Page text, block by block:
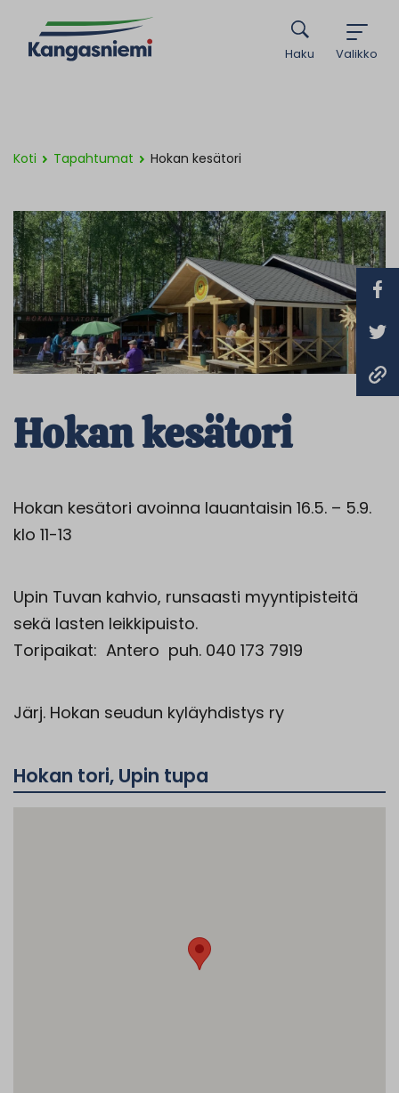
Valikko
Haku
Koti Tapahtumat Hokan kesätori
Hokan kesätori
Hokan kesätori avoinna lauantaisin 16.5. – 5.9.
klo 11-13
Upin Tuvan kahvio, runsaasti myyntipisteitä
sekä lasten leikkipuisto.
Toripaikat: Antero puh. 040 173 7919
Järj. Hokan seudun kyläyhdistys ry
Hokan tori, Upin tupa